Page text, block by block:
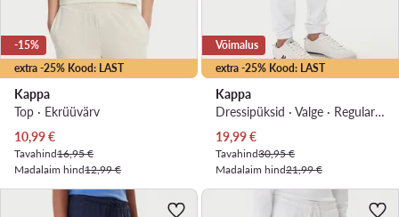
extra -25% Kood: LAST
-15%
Kappa
Top · Ekrüüvärv
Praegune hind
10,99€
Tavahind16,95 €
Madalaim hind12,99 €
extra -25% Kood: LAST
Võimalus
Kappa
Dressipüksid · Valge · Regular Fit
Praegune hind
19,99€
Tavahind30,95 €
Madalaim hind21,99 €